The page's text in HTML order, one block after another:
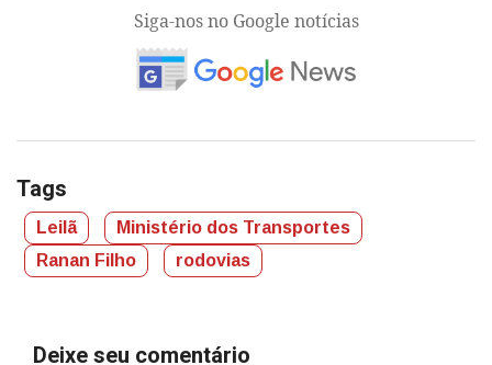
Siga-nos no Google notícias
Tags
Leilã
Ministério dos Transportes
Ranan Filho
rodovias
Deixe seu comentário